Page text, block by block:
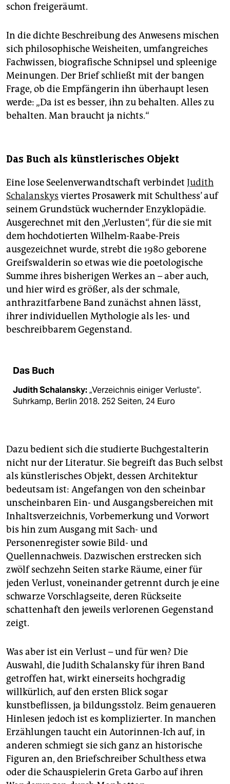
schon freigeräumt.
In die dichte Beschreibung des Anwesens mischen
sich philosophische Weisheiten, umfangreiches
Fachwissen, biografische Schnipsel und spleenige
Meinungen. Der Brief schließt mit der bangen
Frage, ob die Empfängerin ihn überhaupt lesen
werde: „Da ist es besser, ihn zu behalten. Alles zu
behalten. Man braucht ja nichts.“
Das Buch als künstlerisches Objekt
Eine lose Seelenverwandtschaft verbindet Judith
Schalanskys viertes Prosawerk mit Schulthess’ auf
seinem Grundstück wuchernder Enzyklopädie.
Ausgerechnet mit den „Verlusten“, für die sie mit
dem hochdotierten Wilhelm-Raabe-Preis
ausgezeichnet wurde, strebt die 1980 geborene
Greifswalderin so etwas wie die poetologische
Summe ihres bisherigen Werkes an – aber auch,
und hier wird es größer, als der ­schmale,
anthrazitfarbene Band zunächst ahnen lässt,
ihrer individuellen Mythologie als les- und
beschreibbarem Gegenstand.
Das Buch
Judith Schalansky:„Verzeichnis einiger Verluste“.
Suhrkamp, Berlin 2018. 252 Seiten, 24 Euro
Dazu bedient sich die studierte Buchgestalterin
nicht nur der Literatur. Sie begreift das Buch selbst
als künstlerisches Objekt, dessen Architektur
bedeutsam ist: Angefangen von den scheinbar
unscheinbaren Ein- und Ausgangsbereichen mit
Inhaltsverzeichnis, Vorbemerkung und Vorwort
bis hin zum Ausgang mit Sach- und
Personenregister sowie Bild- und
Quellennachweis. Dazwischen erstrecken sich
zwölf sechzehn Seiten starke Räume, einer für
jeden Verlust, voneinander getrennt durch je eine
schwarze Vorschlagseite, deren Rückseite
schattenhaft den jeweils verlorenen Gegenstand
zeigt.
Was aber ist ein Verlust – und für wen? Die
Auswahl, die Judith Schalansky für ihren Band
getroffen hat, wirkt einerseits hochgradig
willkürlich, auf den ersten Blick sogar
kunstbeflissen, ja bildungsstolz. Beim genaueren
Hinlesen jedoch ist es komplizierter. In manchen
Erzählungen taucht ein Autorinnen-Ich auf, in
anderen schmiegt sie sich ganz an historische
Figuren an, den Briefschreiber Schulthess etwa
oder die Schauspielerin Greta Garbo auf ihren